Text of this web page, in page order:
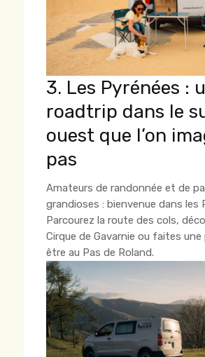
3. Les Pyrénées :
roadtrip dans le
ouest que l’on
pas
Amateurs de randonnée et de
grandioses : bienvenue dans les
Parcourez la route des cols,
Cirque de Gavarnie ou faites
être au Pas de Roland.